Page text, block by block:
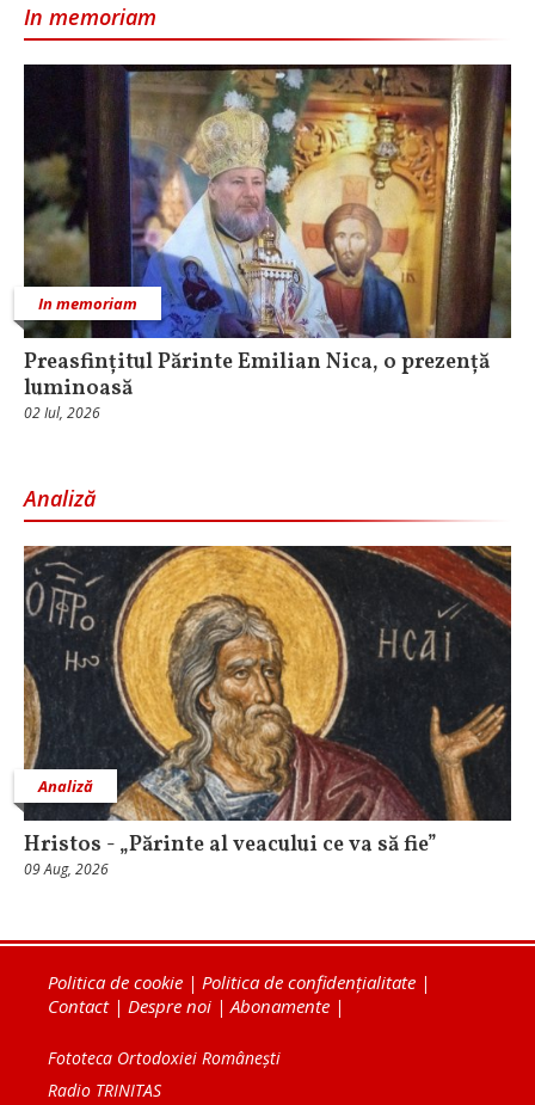
In memoriam
In memoriam
Preasfințitul Părinte Emilian Nica, o prezență
luminoasă
02 Iul, 2026
Analiză
Analiză
Hristos - „Părinte al veacului ce va să fie”
09 Aug, 2026
Politica de cookie | Politica de confidențialitate |
Contact| Despre noi | Abonamente |
Fototeca Ortodoxiei Românești
Radio TRINITAS